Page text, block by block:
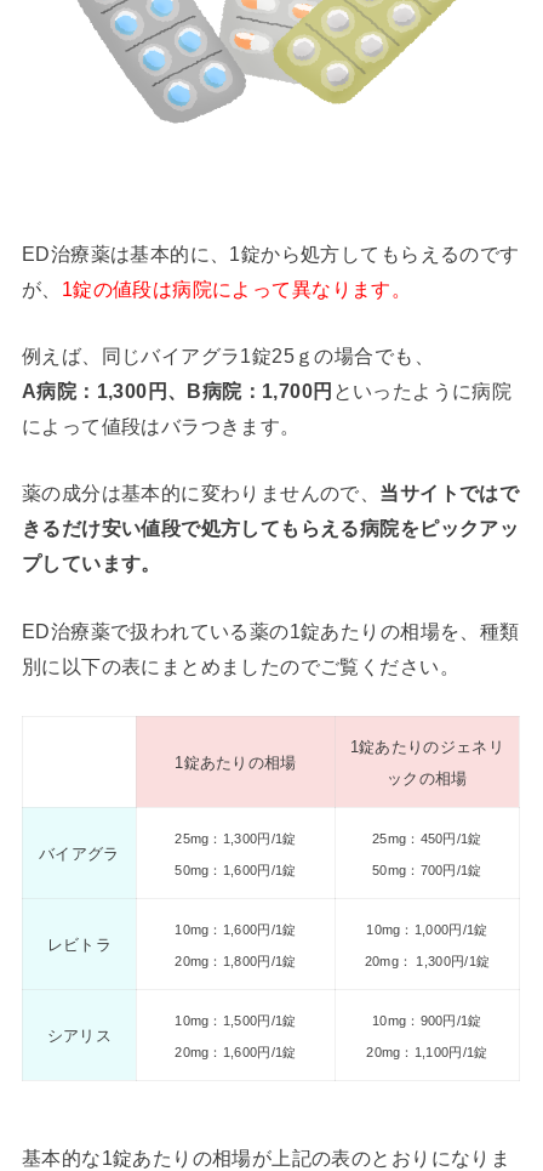
ED治療薬は基本的に、1錠から処方してもらえるのです
が、 1錠の値段は病院によって異なります。
例えば、同じバイアグラ1錠25ｇの場合でも、
A病院：1,300円、B病院：1,700円 といったように病院
によって値段はバラつきます。
薬の成分は基本的に変わりませんので、 当サイトではで
きるだけ安い値段で処方してもらえる病院をピックアッ
プしています。
ED治療薬で扱われている薬の1錠あたりの相場を、種類
別に以下の表にまとめましたのでご覧ください。
1錠あたりの相場
1錠あたりのジェネリ
ックの相場
バイアグラ
25mg：1,300円/1錠
50mg：1,600円/1錠
25mg：450円/1錠
50mg：700円/1錠
レビトラ
10mg：1,600円/1錠
20mg：1,800円/1錠
10mg：1,000円/1錠
20mg： 1,300円/1錠
シアリス
10mg：1,500円/1錠
20mg：1,600円/1錠
10mg：900円/1錠
20mg：1,100円/1錠
基本的な1錠あたりの相場が上記の表のとおりになりま